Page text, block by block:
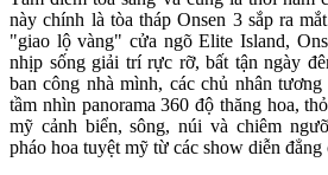
này chính là tòa tháp Onsen 3 sắp ra
"giao lộ vàng" cửa ngõ Elite Island,
nhịp sống giải trí rực rỡ, bất tận ngày
ban công nhà mình, các chủ nhân
tầm nhìn panorama 360 độ thăng hoa,
mỹ cảnh biển, sông, núi và chiêm
pháo hoa tuyệt mỹ từ các show diễn đẳng